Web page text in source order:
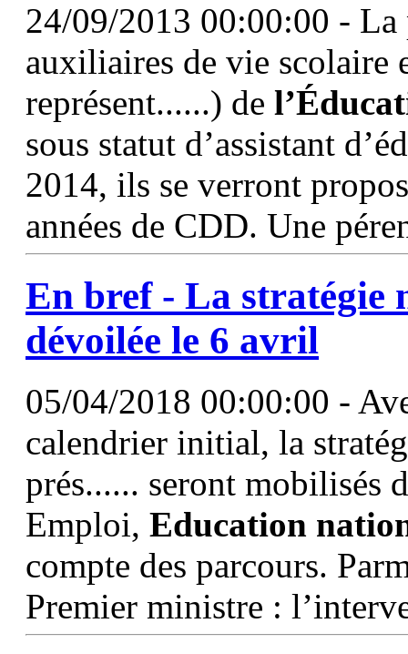
24/09/2013 00:00:00 - La
auxiliaires de vie scolaire
représent......) de
sous statut d’assistant
2014, ils se verront
années de CDD. Une
En bref - La stratégie
dévoilée le 6 avril
05/04/2018 00:00:00 -
calendrier initial, la
prés...... seront mobilisés
Emploi, Education
compte des parcours.
Premier ministre :